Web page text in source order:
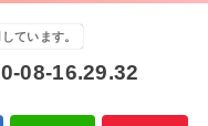
ています。
08-16.29.32